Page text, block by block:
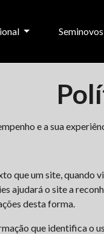
Seminovos
e a sua
que um site,
ajudará o site a
desta forma.
que identifica o